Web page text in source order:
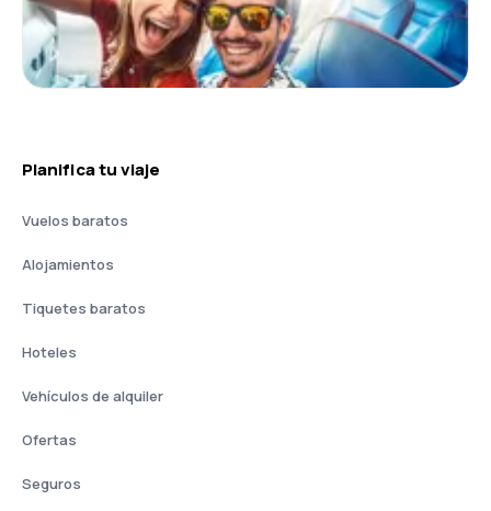
Planifica tu viaje
Vuelos baratos
Alojamientos
Tiquetes baratos
Hoteles
Vehículos de alquiler
Ofertas
Seguros